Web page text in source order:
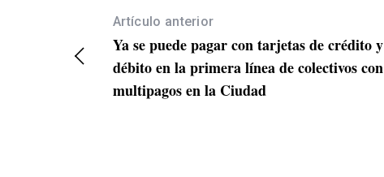
Artículo anterior
Ya se puede pagar con tarjetas de crédito y
débito en la primera línea de colectivos con
multipagos en la Ciudad